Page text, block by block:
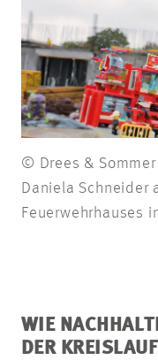
© Drees & Sommer
Daniela Schneider
Feuerwehrhauses
WIE
DER